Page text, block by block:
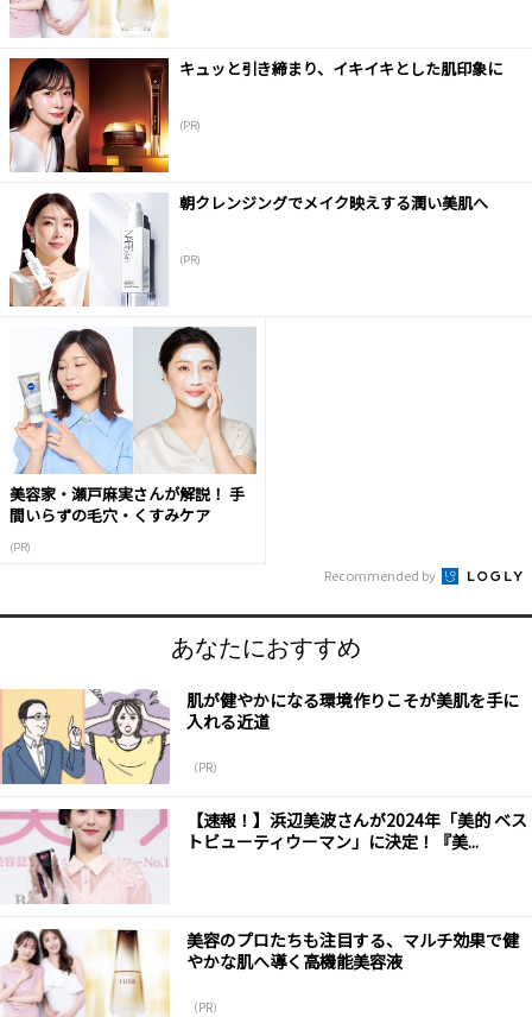
キュッと引き締まり、イキイキとした肌印象に
(PR)
朝クレンジングでメイク映えする潤い美肌へ
(PR)
美容家・瀬戸麻実さんが解説！ 手
間いらずの毛穴・くすみケア
(PR)
Recommended by
あなたにおすすめ
肌が健やかになる環境作りこそが美肌を手に
入れる近道
（PR）
【速報！】浜辺美波さんが2024年「美的 ベス
トビューティウーマン」に決定！『美...
美容のプロたちも注目する、マルチ効果で健
やかな肌へ導く高機能美容液
（PR）